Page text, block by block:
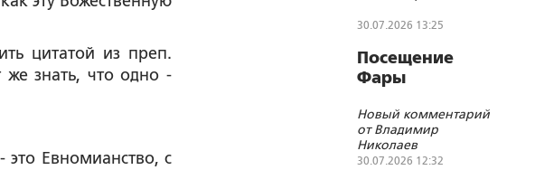
цитатой из преп.
же знать, что одно -
Евномианство, с
самосознания
народов Союзного
30.07.2026 13:25
Посещение
Фары
Новый комментарий
от Владимир
Николаев
30.07.2026 12:32